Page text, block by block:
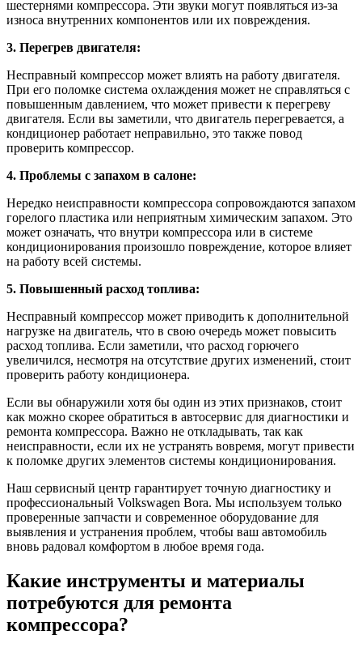
шестернями компрессора. Эти звуки могут появляться из-за
износа внутренних компонентов или их повреждения.
3. Перегрев двигателя:
Несправный компрессор может влиять на работу двигателя.
При его поломке система охлаждения может не справляться с
повышенным давлением, что может привести к перегреву
двигателя. Если вы заметили, что двигатель перегревается, а
кондиционер работает неправильно, это также повод
проверить компрессор.
4. Проблемы с запахом в салоне:
Нередко неисправности компрессора сопровождаются запахом
горелого пластика или неприятным химическим запахом. Это
может означать, что внутри компрессора или в системе
кондиционирования произошло повреждение, которое влияет
на работу всей системы.
5. Повышенный расход топлива:
Несправный компрессор может приводить к дополнительной
нагрузке на двигатель, что в свою очередь может повысить
расход топлива. Если заметили, что расход горючего
увеличился, несмотря на отсутствие других изменений, стоит
проверить работу кондиционера.
Если вы обнаружили хотя бы один из этих признаков, стоит
как можно скорее обратиться в автосервис для диагностики и
ремонта компрессора. Важно не откладывать, так как
неисправности, если их не устранять вовремя, могут привести
к поломке других элементов системы кондиционирования.
Наш сервисный центр гарантирует точную диагностику и
профессиональный Volkswagen Bora. Мы используем только
проверенные запчасти и современное оборудование для
выявления и устранения проблем, чтобы ваш автомобиль
вновь радовал комфортом в любое время года.
Какие инструменты и материалы
потребуются для ремонта
компрессора?